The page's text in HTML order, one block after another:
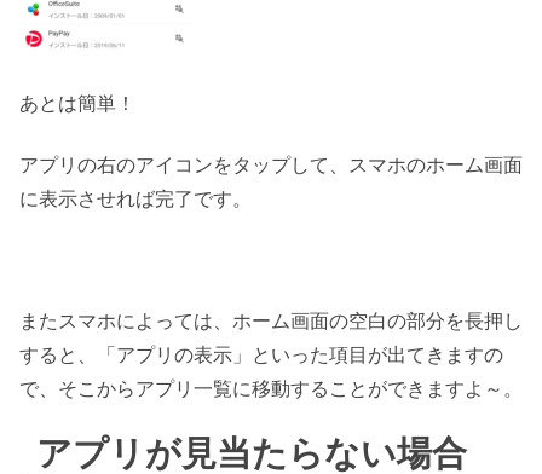
あとは簡単！
アプリの右のアイコンをタップして、スマホのホーム画面
に表示させれば完了です。
またスマホによっては、ホーム画面の空白の部分を長押し
すると、「アプリの表示」といった項目が出てきますの
で、そこからアプリ一覧に移動することができますよ～。
アプリが見当たらない場合